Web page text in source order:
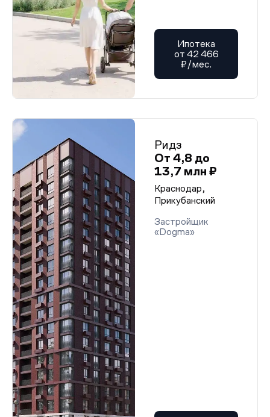
Ипотека
от 42 466
₽/мес.
Ридз
От 4,8 до
13,7 млн ₽
Краснодар,
Прикубанский
Застройщик
«Dogma»